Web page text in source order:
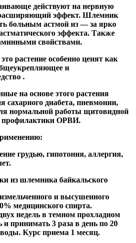
действуют на нервную
эффект. Шлемник
больным астмой из — за ярко
эффекта. Также
свойствами.
растение особенно ценят как
и
.
на основе этого растения
сахарного диабета, пневмонии,
нормальной работы щитовидной
профилактики ОРВИ.
грудью, гипотония, аллергия,
из шлемника байкальского
и высушенного
медицинского спирта.
недель в темном прохладном
и принимать 3 раза в день по 20
Курс приема 1 месяц.